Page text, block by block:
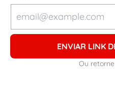
ENVIAR LINK
Ou